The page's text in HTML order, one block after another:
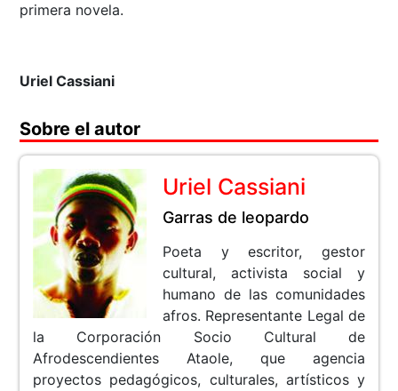
primera novela.
Uriel Cassiani
Sobre el autor
Uriel Cassiani
Garras de leopardo
Poeta y escritor, gestor
cultural, activista social y
humano de las comunidades
afros. Representante Legal de
la Corporación Socio Cultural de
Afrodescendientes Ataole, que agencia
proyectos pedagógicos, culturales, artísticos y